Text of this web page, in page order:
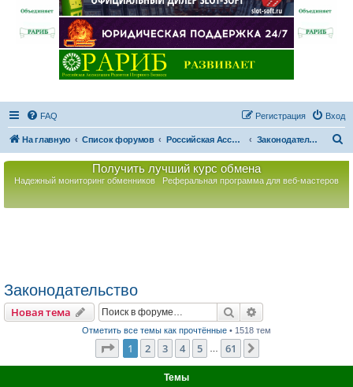
FAQ Вход
Регистрация
На главную Список форумов Российская Ассоциация Развития Игорного Бизнеса Законодательство
Получить лучший курс обмена
Надежный мониторинг обменников Реферальная программа для веб-мастеров
Законодательство
Новая тема Поиск
Отметить все темы как прочтённые • 1518 тем
Страница из 61
1 2 3 4 5 61
Темы